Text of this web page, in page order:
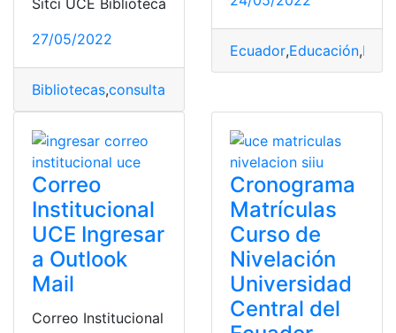
Sitci UCE Biblioteca
27/05/2022
Bibliotecas,consultar
Ecuador,Educación,
Correo
Institucional
UCE Ingresar
a Outlook
Mail
Correo Institucional
Cronograma
Matrículas
Curso de
Nivelación
Universidad
Central del